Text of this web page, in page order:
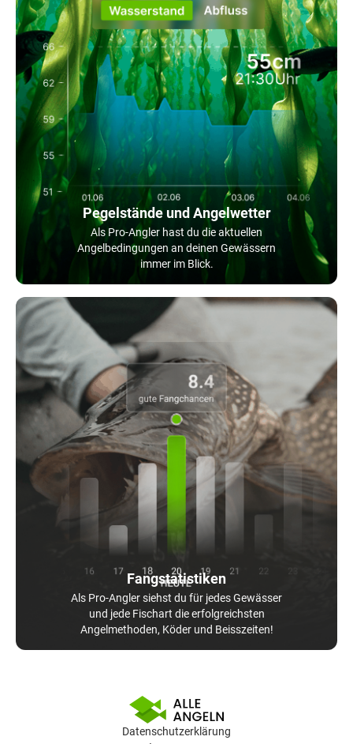
Pegelstände und Angelwetter
Als Pro-Angler hast du die aktuellen
Angelbedingungen an deinen Gewässern
immer im Blick.
Fangstatistiken
Als Pro-Angler siehst du für jedes Gewässer
und jede Fischart die erfolgreichsten
Angelmethoden, Köder und Beisszeiten!
Datenschutzerklärung